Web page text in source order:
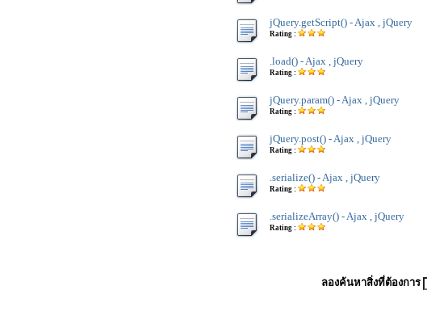
jQuery.getScript() - Ajax , jQuery
Rating :
.load() - Ajax , jQuery
Rating :
jQuery.param() - Ajax , jQuery
Rating :
jQuery.post() - Ajax , jQuery
Rating :
.serialize() - Ajax , jQuery
Rating :
.serializeArray() - Ajax , jQuery
Rating :
ลองค้นหาสิ่งที่ต้องการ